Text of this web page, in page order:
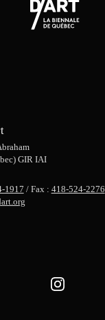
GIR IAI
1917 / Fax : 418-524-2276